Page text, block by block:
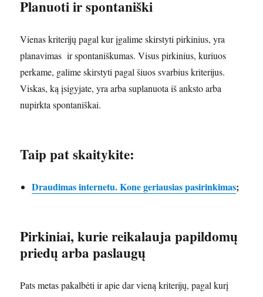
Planuoti ir spontaniški
Vienas kriterijų pagal kur įgalime skirstyti pirkinius, yra
planavimas ir spontaniškumas. Visus pirkinius, kuriuos
perkame, galime skirstyti pagal šiuos svarbius kriterijus.
Viskas, ką įsigyjate, yra arba suplanuota iš anksto arba
nupirkta spontaniškai.
Taip pat skaitykite:
Draudimas internetu. Kone geriausias pasirinkimas;
Pirkiniai, kurie reikalauja papildomų
priedų arba paslaugų
Pats metas pakalbėti ir apie dar vieną kriterijų, pagal kurį